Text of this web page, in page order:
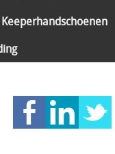
Keeperhandschoenen